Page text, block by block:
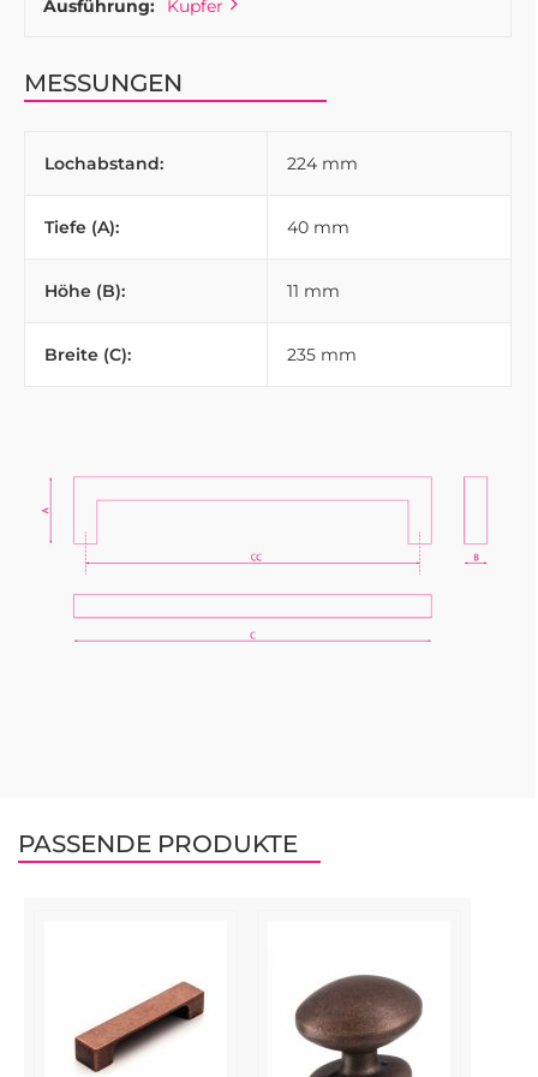
Ausführung: Kupfer
MESSUNGEN
Lochabstand: 224 mm
Tiefe (A): 40 mm
Höhe (B): 11 mm
Breite (C): 235 mm
PASSENDE PRODUKTE